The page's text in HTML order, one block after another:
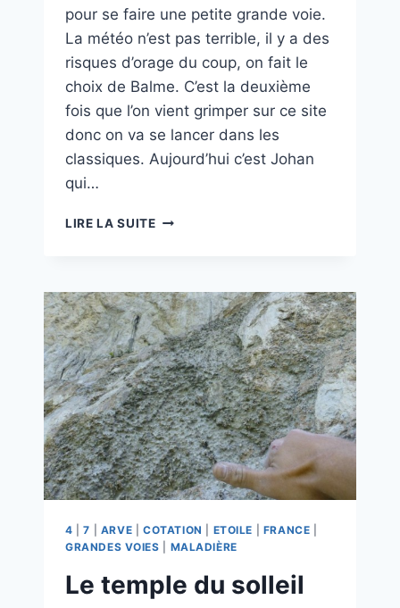
pour se faire une petite grande voie.
La météo n’est pas terrible, il y a des
risques d’orage du coup, on fait le
choix de Balme. C’est la deuxième
fois que l’on vient grimper sur ce site
donc on va se lancer dans les
classiques. Aujourd’hui c’est Johan
qui…
LIRE LA SUITELE
MONTAGNE
4 |7 ARVE COTATION ETOILE FRANCE
GRANDES VOIES
MALADIÈRE
Le temple du solleil